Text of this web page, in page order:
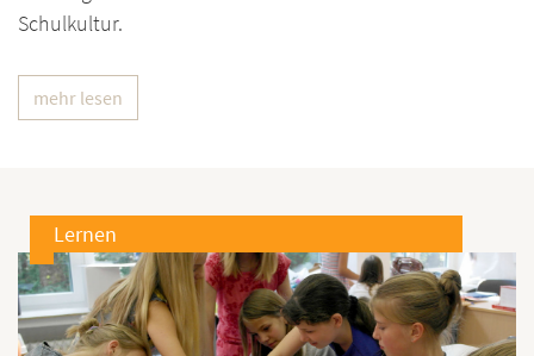
Schulkultur.
mehr lesen
Lernen